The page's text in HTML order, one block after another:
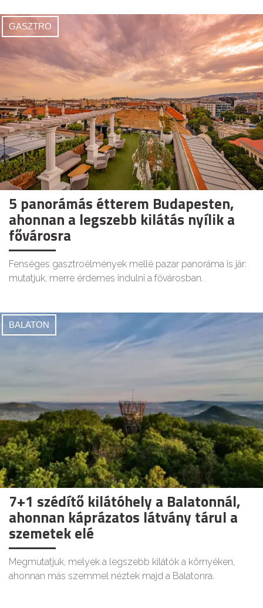
GASZTRO
5 panorámás étterem Budapesten,
ahonnan a legszebb kilátás nyílik a
fővárosra
Fenséges gasztroélmények mellé pazar panoráma is jár:
mutatjuk, merre érdemes indulni a fővárosban.
BALATON
7+1 szédítő kilátóhely a Balatonnál,
ahonnan káprázatos látvány tárul a
szemetek elé
Megmutatjuk, melyek a legszebb kilátók a környéken,
ahonnan más szemmel néztek majd a Balatonra.